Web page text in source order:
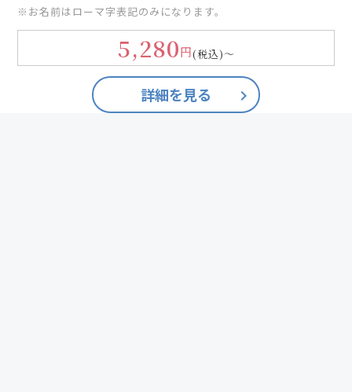
※お名前はローマ字表記のみになります。
5,280円(税込)～
詳細を見る keyboard_arrow_right